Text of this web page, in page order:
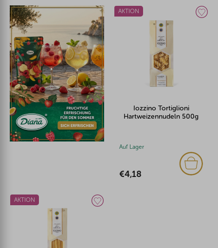
AKTION
Iozzino Tortiglioni
Hartweizennudeln 500g
Auf Lager
€4,18
AKTION